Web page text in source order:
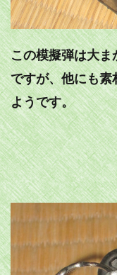
この模擬弾は大ま
ですが、他にも素
ようです。